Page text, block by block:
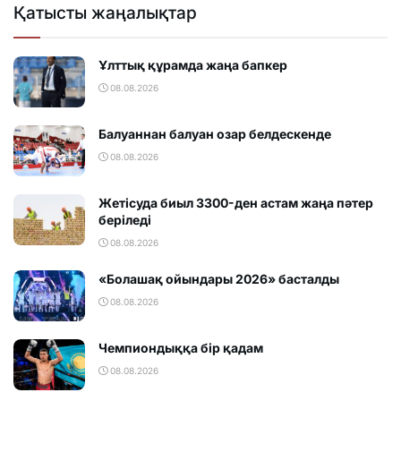
Қатысты жаңалықтар
Ұлттық құрамда жаңа бапкер
08.08.2026
Балуаннан балуан озар белдескенде
08.08.2026
Жетісуда биыл 3300-ден астам жаңа пәтер
беріледі
08.08.2026
«Болашақ ойындары 2026» басталды
08.08.2026
Чемпиондыққа бір қадам
08.08.2026